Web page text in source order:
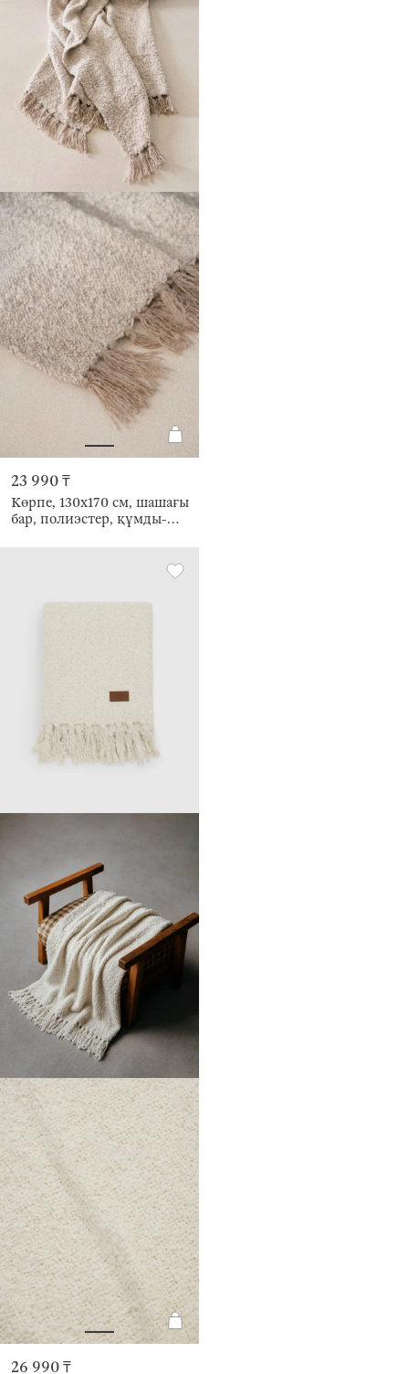
23 990 ₸
Көрпе, 130х170 см, шашағы
бар, полиэстер, құмды-
26 990 ₸